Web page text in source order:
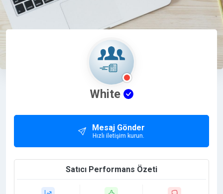
White
Mesaj Gönder
Hızlı iletişim kurun.
Satıcı Performans Özeti